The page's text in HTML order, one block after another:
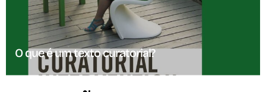
O que é um texto curatorial?